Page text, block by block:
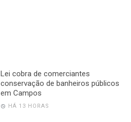
Lei cobra de comerciantes
conservação de banheiros públicos
em Campos
HÁ 13 HORAS